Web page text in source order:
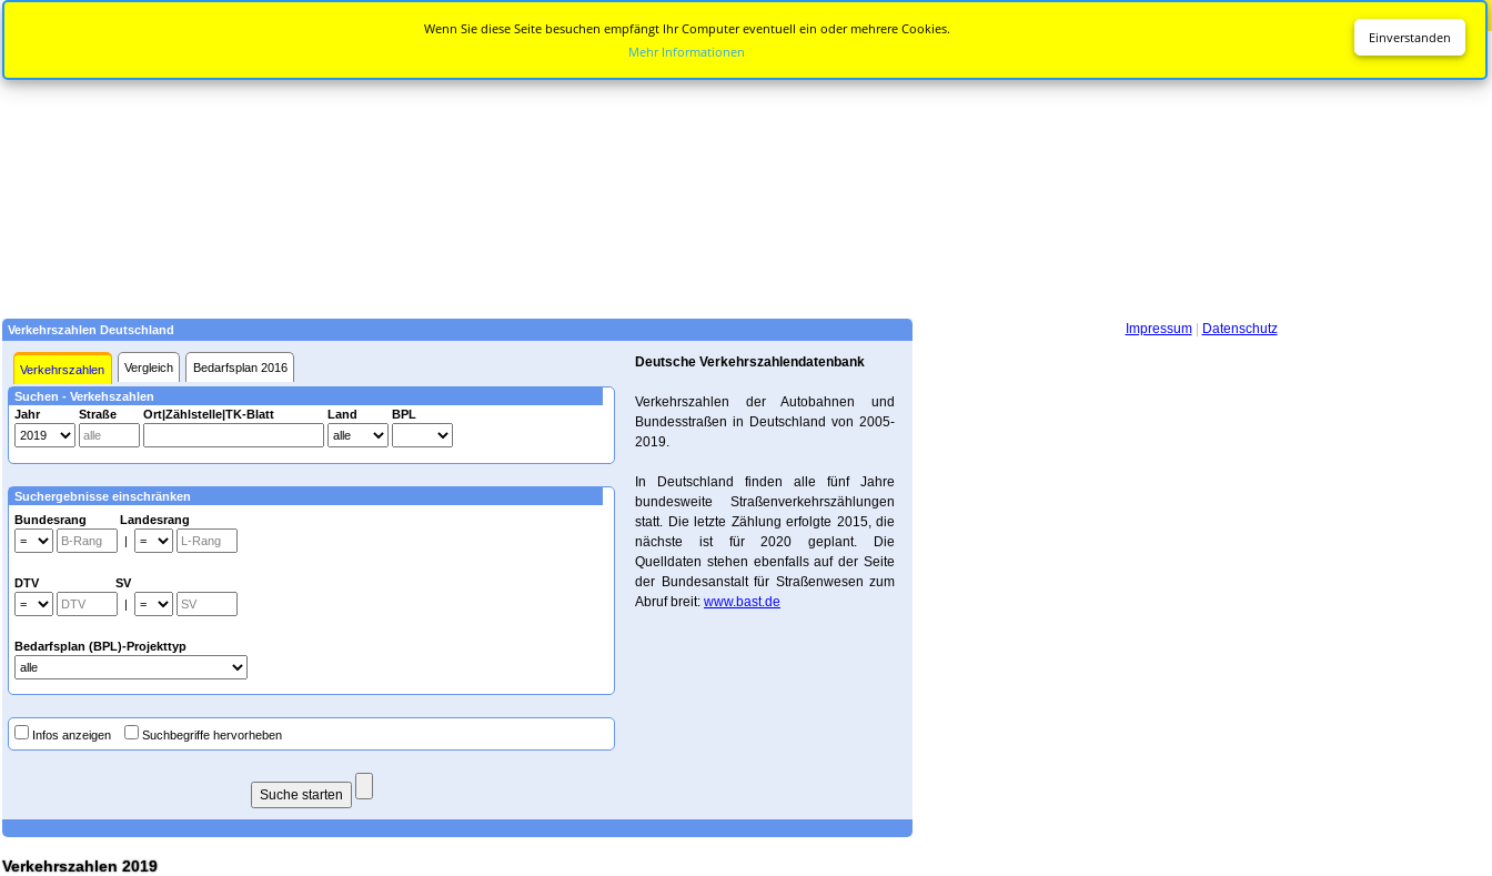
Verkehrszahlen Deutschland
Verkehrszahlen Vergleich Bedarfsplan 2016
Suchen - Verkehszahlen
Jahr
Straße Ort|Zählstelle|TK-Blatt Land BPL
Suchergebnisse einschränken
Bundesrang Landesrang
|
DTV SV
|
Bedarfsplan (BPL)-Projekttyp
Infos anzeigen Suchbegriffe hervorheben
Deutsche Verkehrszahlendatenbank
Verkehrszahlen der Autobahnen und
Bundesstraßen in Deutschland von 2005-
2019.
In Deutschland finden alle fünf Jahre
bundesweite Straßenverkehrszählungen
statt. Die letzte Zählung erfolgte 2015, die
nächste ist für 2020 geplant. Die
Quelldaten stehen ebenfalls auf der Seite
der Bundesanstalt für Straßenwesen zum
Abruf breit: www.bast.de
Verkehrszahlen 2019
Impressum| Datenschutz
Einverstanden
Wenn Sie diese Seite besuchen empfängt Ihr Computer eventuell ein oder mehrere Cookies.
Mehr Informationen